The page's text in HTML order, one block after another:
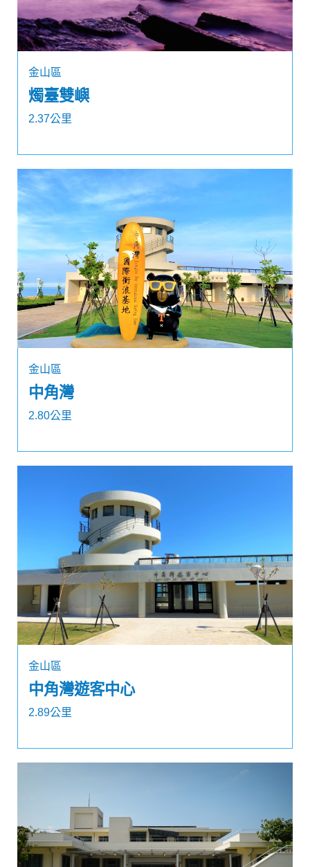
金山區
燭臺雙嶼
2.37公里
金山區
中角灣
2.80公里
金山區
中角灣遊客中心
2.89公里